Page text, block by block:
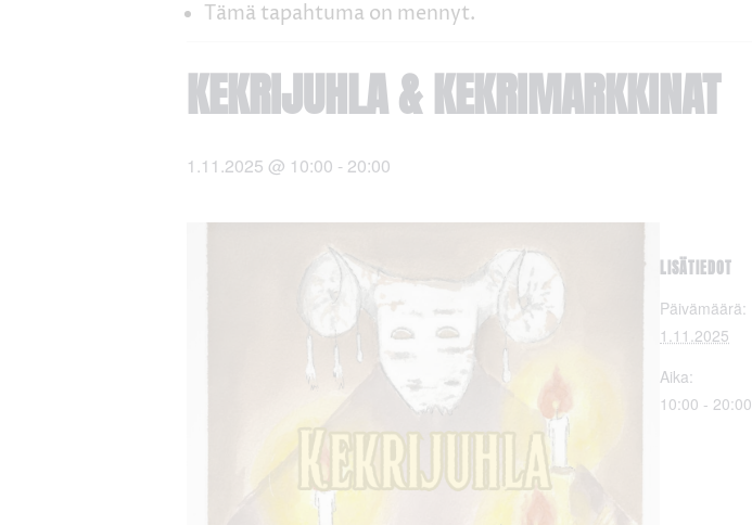
Tämä tapahtuma on mennyt.
KEKRIJUHLA & KEKRIMARKKINAT
1.11.2025 @ 10:00 - 20:00
LISÄTIEDOT
Päivämäärä:
1.11.2025
Aika:
10:00 - 20:00